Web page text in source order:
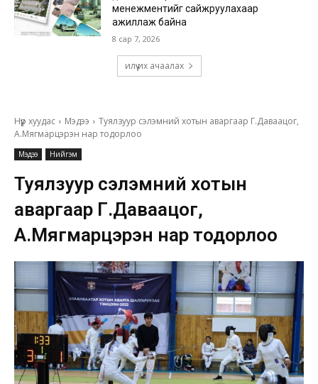
менежментийг сайжруулахаар
ажиллаж байна
8 сар 7, 2026
илүү их ачаалах